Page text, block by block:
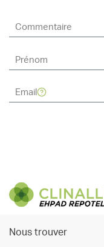
Nous trouver